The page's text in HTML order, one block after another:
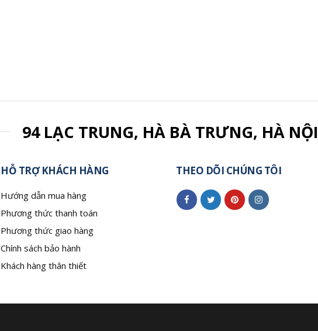
94 LẠC TRUNG, HÀ BÀ TRƯNG, HÀ NỘI
HỖ TRỢ KHÁCH HÀNG
Hướng dẫn mua hàng
Phương thức thanh toán
Phương thức giao hàng
Chính sách bảo hành
Khách hàng thân thiết
THEO DÕI CHÚNG TÔI